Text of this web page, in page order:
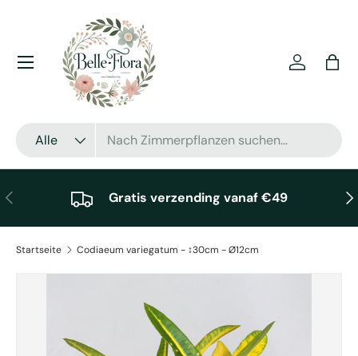
Direkt zum Inhalt
Suchen
Art
Alle
Einloggen
Menü
Vorherige Gratis verzending vanaf €49
Startseite Codiaeum variegatum - ↕30cm - Ø12cm
Zu Produktinformationen springen